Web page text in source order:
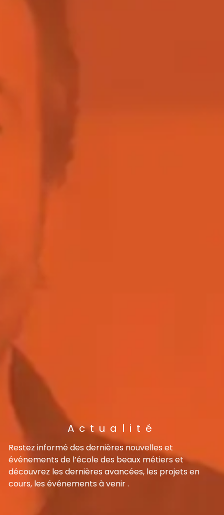
Actualité
Restez informé des dernières nouvelles et
événements de l’école des beaux métiers et
découvrez les dernières avancées, les projets en
cours, les événements à venir .